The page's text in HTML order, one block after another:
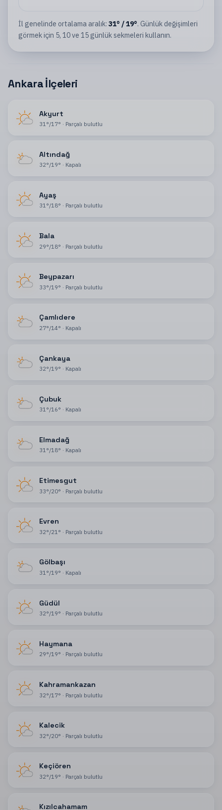
İl genelinde ortalama aralık: 31° /19°. Günlük değişimleri
görmek için 5, 10 ve 15 günlük sekmeleri kullanın.
Ankara İlçeleri
Akyurt
31°/17° · Parçalı bulutlu
Altındağ
32°/19° · Kapalı
Ayaş
31°/18° · Parçalı bulutlu
Bala
29°/18° · Parçalı bulutlu
Beypazarı
33°/19° · Parçalı bulutlu
Çamlıdere
27°/14° · Kapalı
Çankaya
32°/19° · Kapalı
Çubuk
31°/16° · Kapalı
Elmadağ
31°/18° · Kapalı
Etimesgut
33°/20° · Parçalı bulutlu
Evren
32°/21 ° · Parçalı bulutlu
Gölbaşı
31°/19° · Kapalı
Güdül
32°/19° · Parçalı bulutlu
Haymana
29°/19° · Parçalı bulutlu
Kahramankazan
32°/17° · Parçalı bulutlu
Kalecik
32°/20° · Parçalı bulutlu
Keçiören
32°/19° · Parçalı bulutlu
Kızılcahamam